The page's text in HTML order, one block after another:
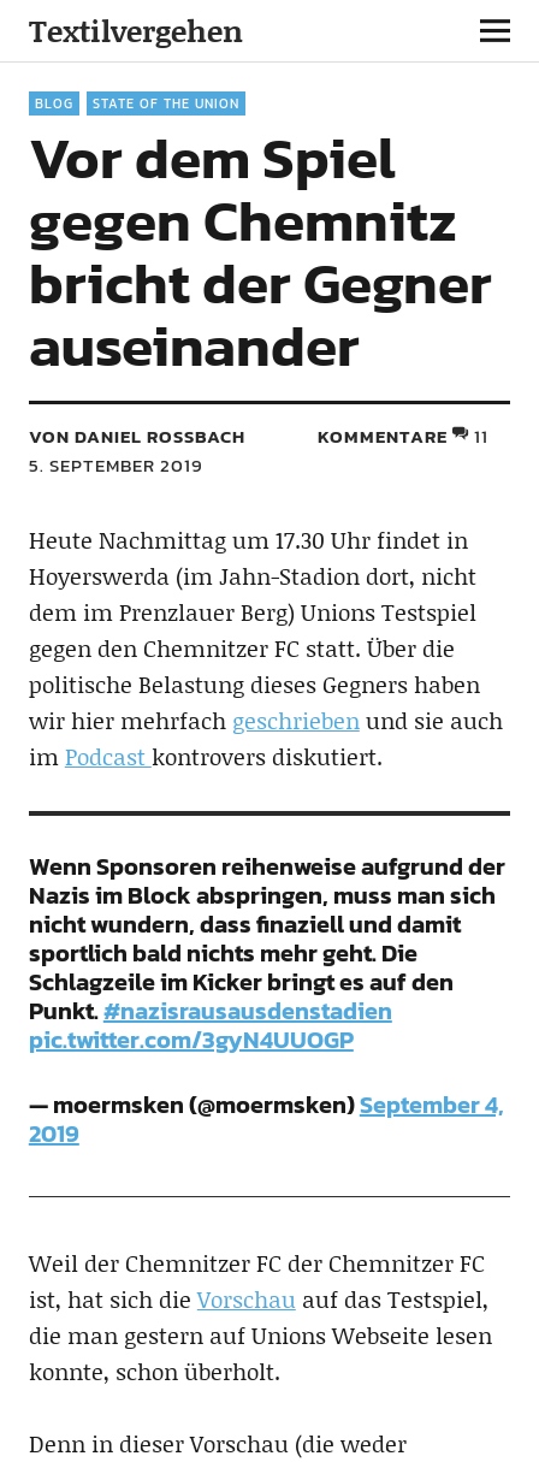
Textilvergehen
BLOG STATE OF THE UNION
Vor dem Spiel
gegen Chemnitz
bricht der Gegner
auseinander
VON DANIEL ROSSBACH
5. SEPTEMBER 2019
KOMMENTARE 11
Heute Nachmittag um 17.30 Uhr findet in
Hoyerswerda (im Jahn-Stadion dort, nicht
dem im Prenzlauer Berg) Unions Testspiel
gegen den Chemnitzer FC statt. Über die
politische Belastung dieses Gegners haben
wir hier mehrfach geschriebenund sie auch
imPodcastkontrovers diskutiert.
Wenn Sponsoren reihenweise aufgrund der
Nazis im Block abspringen, muss man sich
nicht wundern, dass finaziell und damit
sportlich bald nichts mehr geht. Die
Schlagzeile im Kicker bringt es auf den
Punkt.#nazisrausausdenstadien
pic.twitter.com/3gyN4UUOGP
— moermsken (@moermsken)September 4,
2019
Weil der Chemnitzer FC der Chemnitzer FC
ist, hat sich dieVorschauauf das Testspiel,
die man gestern auf Unions Webseite lesen
konnte, schon überholt.
Denn in dieser Vorschau (die weder